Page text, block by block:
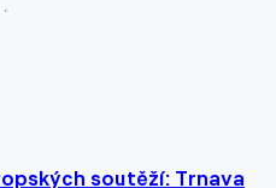
soutěží: Trnava